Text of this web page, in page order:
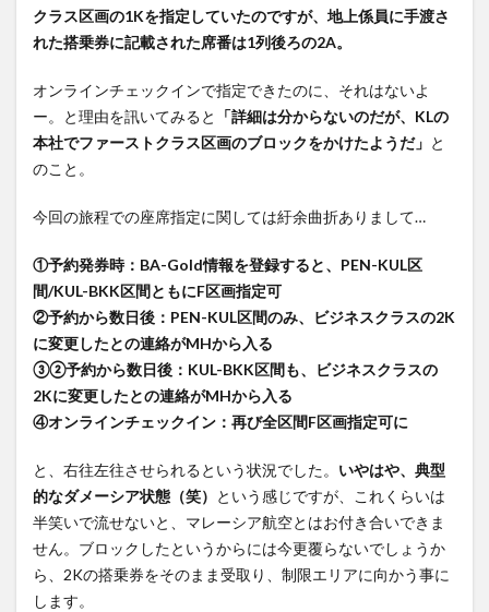
ン国際空
港のマレ
空指定ラ
ウンジ –
PLAZA
PREMIUM
LOUNGE
3
ーシ
ア航
空
A350-
900
ビジ
ネス
クラ
ート
シー
トク
ョン
の固
さが
クラス区画の1Kを指定していたのですが、地上係員に手渡さ
れた搭乗券に記載された席番は1列後ろの2A。
オンラインチェックインで指定できたのに、それはないよ
ー。と理由を訊いてみると
「詳細は分からないのだが、KLの
本社でファーストクラス区画のブロックをかけたようだ」 と
のこと。
今回の旅程での座席指定に関しては紆余曲折ありまして…
①予約発券時：BA-Gold情報を登録すると、PEN-KUL区
間/KUL-BKK区間ともにF区画指定可
②予約から数日後：PEN-KUL区間のみ、ビジネスクラスの2K
に変更したとの連絡がMHから入る
③②予約から数日後：KUL-BKK区間も、ビジネスクラスの
2Kに変更したとの連絡がMHから入る
④オンラインチェックイン：再び全区間F区画指定可に
と、右往左往させられるという状況でした。 いやはや、典型
的なダメーシア状態（笑） という感じですが、これくらいは
半笑いで流せないと、マレーシア航空とはお付き合いできま
せん。ブロックしたというからには今更覆らないでしょうか
ら、2Kの搭乗券をそのまま受取り、制限エリアに向かう事に
します。